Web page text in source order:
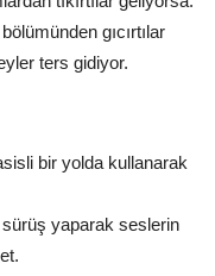
gıcırtılar
ters gidiyor.
bir yolda kullanarak
sürüş yaparak seslerin